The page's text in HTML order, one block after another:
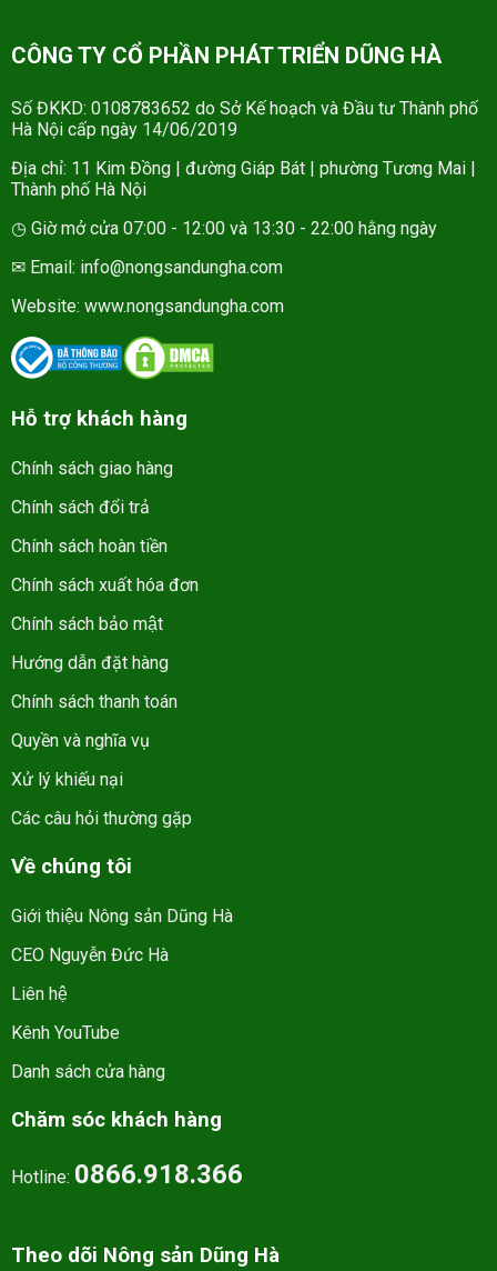
CÔNG TY CỔ PHẦN PHÁT TRIỂN DŨNG HÀ
Số ĐKKD: 0108783652 do Sở Kế hoạch và Đầu tư Thành phố
Hà Nội cấp ngày 14/06/2019
Địa chỉ: 11 Kim Đồng | đường Giáp Bát | phường Tương Mai |
Thành phố Hà Nội
◷ Giờ mở cửa 07:00 - 12:00 và 13:30 - 22:00 hằng ngày
✉ Email: info@nongsandungha.com
Website: www.nongsandungha.com
Hỗ trợ khách hàng
Chính sách giao hàng
Chính sách đổi trả
Chính sách hoàn tiền
Chính sách xuất hóa đơn
Chính sách bảo mật
Hướng dẫn đặt hàng
Chính sách thanh toán
Quyền và nghĩa vụ
Xử lý khiếu nại
Các câu hỏi thường gặp
Về chúng tôi
Giới thiệu Nông sản Dũng Hà
CEO Nguyễn Đức Hà
Liên hệ
Kênh YouTube
Danh sách cửa hàng
Chăm sóc khách hàng
Hotline: 0866.918.366
Theo dõi Nông sản Dũng Hà